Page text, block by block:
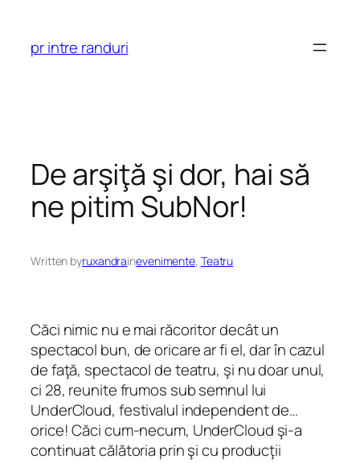
content
pr intre randuri
De arşiţă şi dor, hai să
ne pitim SubNor!
Written byruxandrainevenimente, Teatru
Căci nimic nu e mai răcoritor decât un
spectacol bun, de oricare ar fi el, dar în cazul
de faţă, spectacol de teatru, şi nu doar unul,
ci 28, reunite frumos sub semnul lui
UnderCloud, festivalul independent de…
orice! Căci cum-necum, UnderCloud şi-a
continuat călătoria prin şi cu producţii